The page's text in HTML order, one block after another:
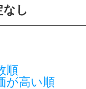
信講座を
験レッス
なし
順
が高い順